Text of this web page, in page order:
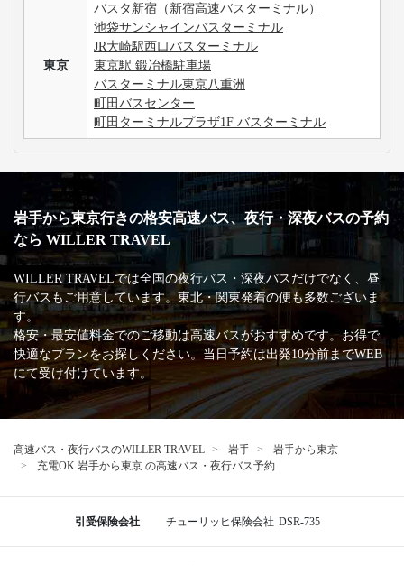
東京
バスタ新宿（新宿高速バスターミナル）
池袋サンシャインバスターミナル
JR大崎駅西口バスターミナル
東京駅 鍛冶橋駐車場
バスターミナル東京八重洲
町田バスセンター
町田ターミナルプラザ1F バスターミナル
岩手から東京行きの格安高速バス、夜行・深夜バスの予約
なら WILLER TRAVEL
WILLER TRAVELでは全国の夜行バス・深夜バスだけでなく、昼
行バスもご用意しています。東北・関東発着の便も多数ございま
す。
格安・最安値料金でのご移動は高速バスがおすすめです。お得で
快適なプランをお探しください。当日予約は出発10分前までWEB
にて受け付けています。
高速バス・夜行バスのWILLER TRAVEL 岩手
岩手から東京
充電OK 岩手から東京 の高速バス・夜行バス予約
引受保険会社 チューリッヒ保険会社 DSR-735